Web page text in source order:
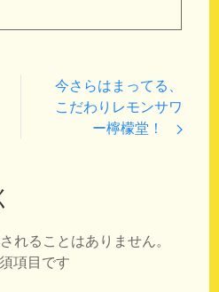
今さらはまってる、
こだわりレモンサワ
ー檸檬堂！
れることはありません。
項目です